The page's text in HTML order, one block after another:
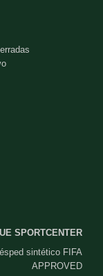
SPORTCENTER
sintético FIFA
APPROVED